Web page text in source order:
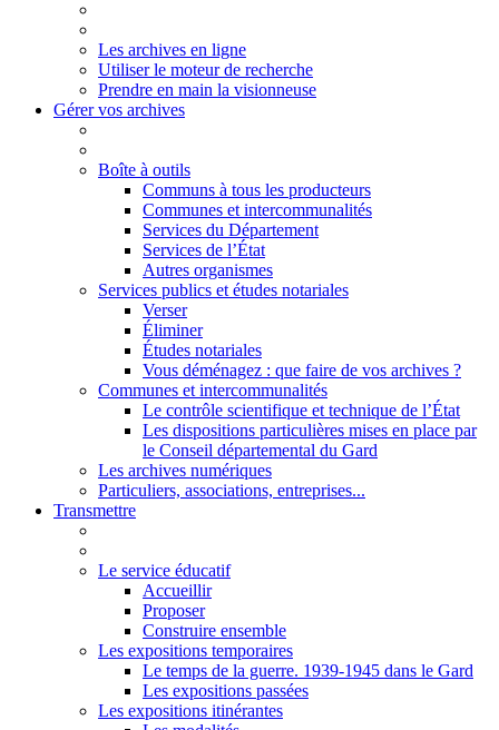
Les archives en ligne
Utiliser le moteur de recherche
Prendre en main la visionneuse
Gérer vos archives
Boîte à outils
Communs à tous les producteurs
Communes et intercommunalités
Services du Département
Services de l’État
Autres organismes
Services publics et études notariales
Verser
Éliminer
Études notariales
Vous déménagez : que faire de vos archives ?
Communes et intercommunalités
Le contrôle scientifique et technique de l’État
Les dispositions particulières mises en place par
le Conseil départemental du Gard
Les archives numériques
Particuliers, associations, entreprises...
Transmettre
Le service éducatif
Accueillir
Proposer
Construire ensemble
Les expositions temporaires
Le temps de la guerre. 1939-1945 dans le Gard
Les expositions passées
Les expositions itinérantes